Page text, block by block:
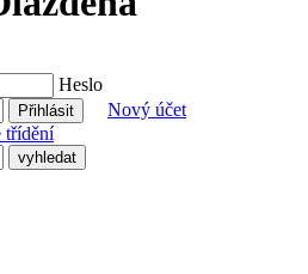
Heslo
Nový účet
třídění